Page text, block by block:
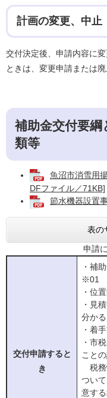
計画の変更、中止
交付決定後、申請内容に
ときは、変更申請または
補助金交付要
類等
魚沼市消雪用
DFファイル／71KB]
節水機器設置
表の
申請
交付申請すると
き
・補
※01
・位
・見
分かる
・着
・市
こと
税務
つい
意す